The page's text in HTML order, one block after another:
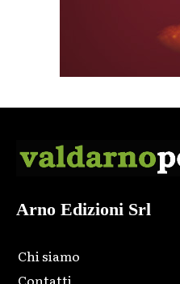
Arno Edizioni Srl
Chi siamo
Contatti